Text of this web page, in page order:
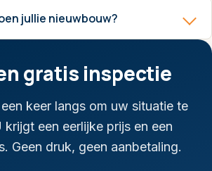
jullie nieuwbouw?
gratis inspectie
keer langs om uw situatie te
krijgt een eerlijke prijs en een
Geen druk, geen aanbetaling.